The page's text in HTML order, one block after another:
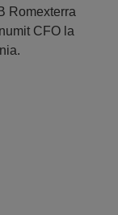
Romexterra
CFO la